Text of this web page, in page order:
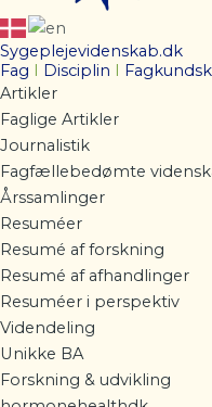
Sygeplejevidenskab.dk
Fag I Disciplin I
Artikler
Faglige Artikler
Journalistik
Fagfællebedømte
Årssamlinger
Resuméer
Resumé af forskning
Resumé af afhandlinger
Resuméer i perspektiv
Videndeling
Unikke BA
Forskning & udvikling